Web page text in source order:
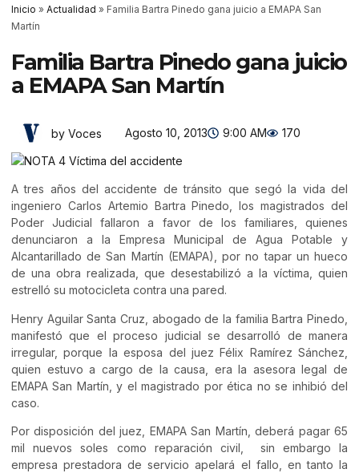
Inicio » Actualidad » Familia Bartra Pinedo gana juicio a EMAPA San
Martín
Familia Bartra Pinedo gana juicio
a EMAPA San Martín
by Voces Agosto 10, 2013 9:00 AM 170
A tres años del accidente de tránsito que segó la vida del
ingeniero Carlos Artemio Bartra Pinedo, los magistrados del
Poder Judicial fallaron a favor de los familiares, quienes
denunciaron a la Empresa Municipal de Agua Potable y
Alcantarillado de San Martín (EMAPA), por no tapar un hueco
de una obra realizada, que desestabilizó a la víctima, quien
estrelló su motocicleta contra una pared.
Henry Aguilar Santa Cruz, abogado de la familia Bartra Pinedo,
manifestó que el proceso judicial se desarrolló de manera
irregular, porque la esposa del juez Félix Ramírez Sánchez,
quien estuvo a cargo de la causa, era la asesora legal de
EMAPA San Martín, y el magistrado por ética no se inhibió del
caso.
Por disposición del juez, EMAPA San Martín, deberá pagar 65
mil nuevos soles como reparación civil, sin embargo la
empresa prestadora de servicio apelará el fallo, en tanto la